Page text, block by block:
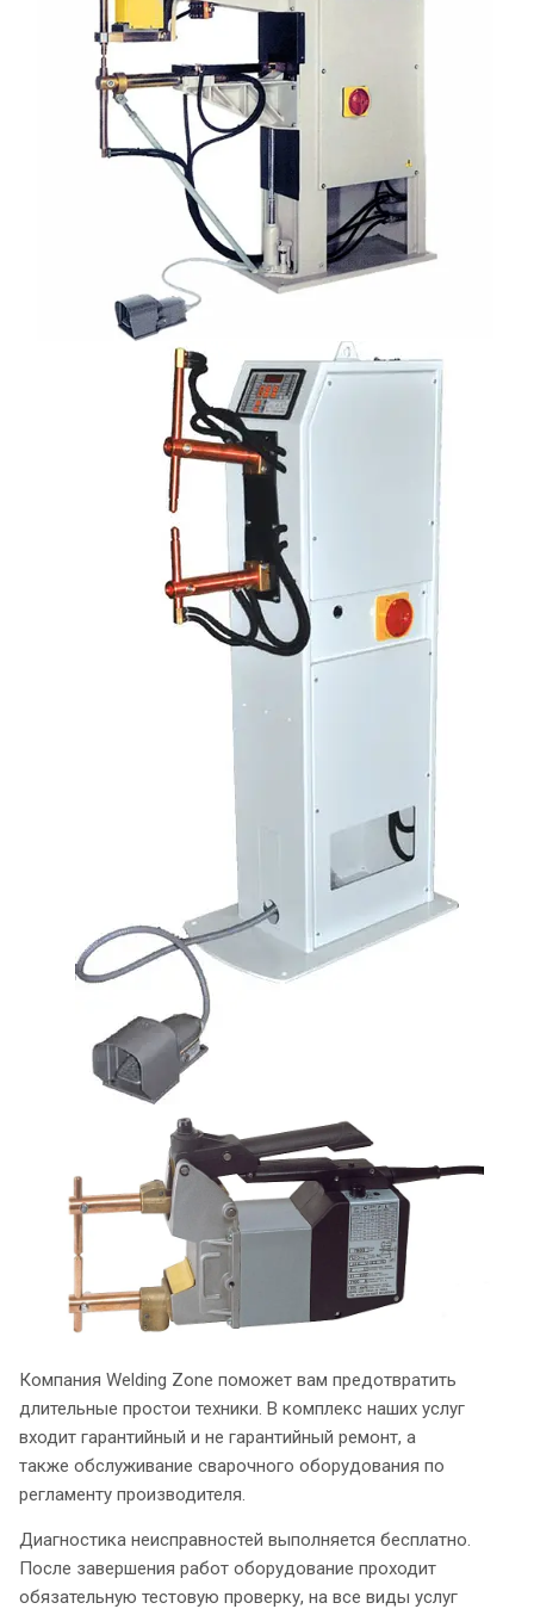
Компания Welding Zone поможет вам предотвратить
длительные простои техники. В комплекс наших услуг
входит гарантийный и не гарантийный ремонт, а
также обслуживание сварочного оборудования по
регламенту производителя.
Диагностика неисправностей выполняется бесплатно.
После завершения работ оборудование проходит
обязательную тестовую проверку, на все виды услуг